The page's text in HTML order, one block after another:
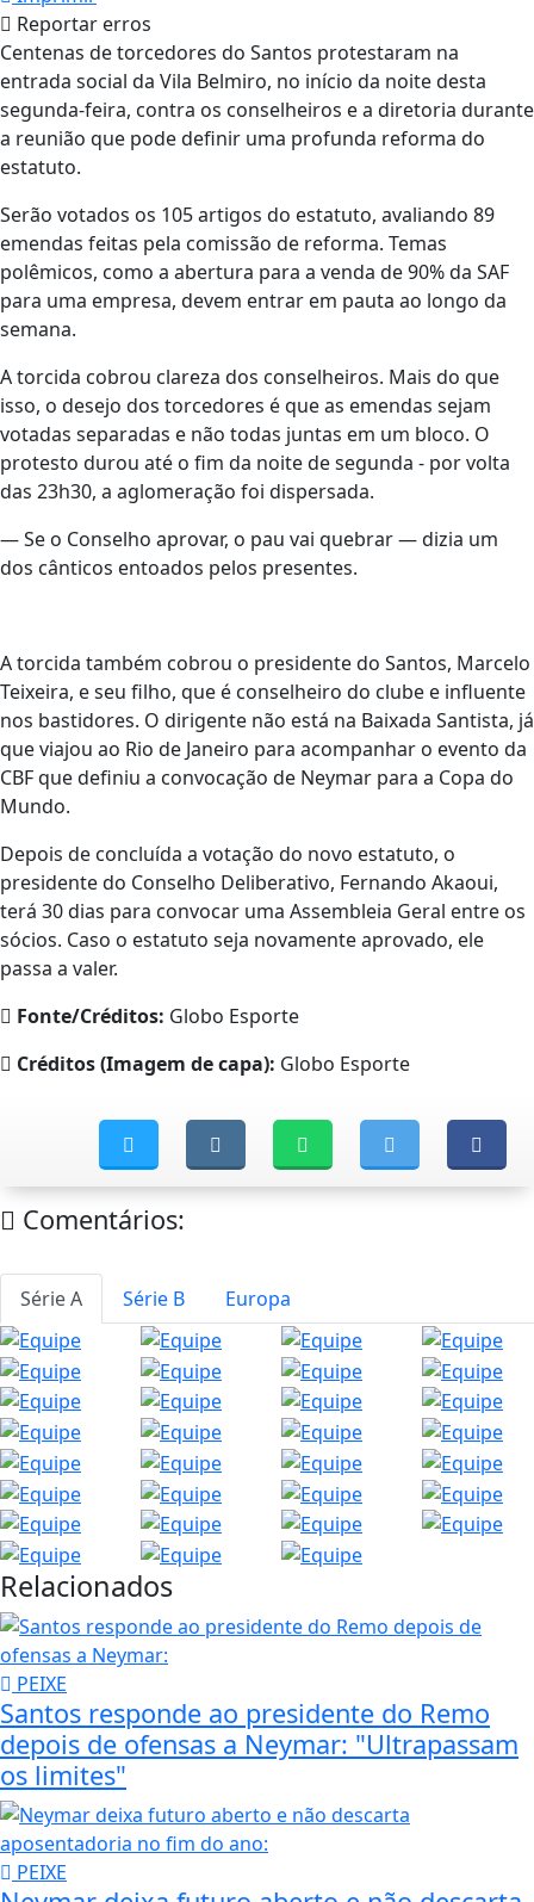
Reportar erros
Centenas de torcedores do Santos protestaram na
entrada social da Vila Belmiro, no início da noite desta
segunda-feira, contra os conselheiros e a diretoria durante
a reunião que pode definir uma profunda reforma do
estatuto.
Serão votados os 105 artigos do estatuto, avaliando 89
emendas feitas pela comissão de reforma. Temas
polêmicos, como a abertura para a venda de 90% da SAF
para uma empresa, devem entrar em pauta ao longo da
semana.
A torcida cobrou clareza dos conselheiros. Mais do que
isso, o desejo dos torcedores é que as emendas sejam
votadas separadas e não todas juntas em um bloco. O
protesto durou até o fim da noite de segunda - por volta
das 23h30, a aglomeração foi dispersada.
— Se o Conselho aprovar, o pau vai quebrar — dizia um
dos cânticos entoados pelos presentes.
A torcida também cobrou o presidente do Santos, Marcelo
Teixeira, e seu filho, que é conselheiro do clube e influente
nos bastidores. O dirigente não está na Baixada Santista, já
que viajou ao Rio de Janeiro para acompanhar o evento da
CBF que definiu a convocação de Neymar para a Copa do
Mundo.
Depois de concluída a votação do novo estatuto, o
presidente do Conselho Deliberativo, Fernando Akaoui,
terá 30 dias para convocar uma Assembleia Geral entre os
sócios. Caso o estatuto seja novamente aprovado, ele
passa a valer.
Fonte/Créditos: Globo Esporte
Créditos (Imagem de capa): Globo Esporte
Comentários:
Série A Série B Europa
Relacionados
PEIXE
Santos responde ao presidente do Remo
depois de ofensas a Neymar: "Ultrapassam
os limites"
PEIXE